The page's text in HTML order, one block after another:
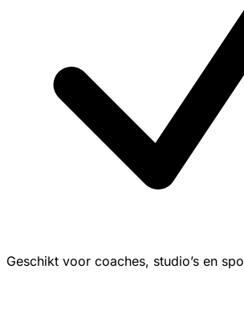
Geschikt voor coaches, studio’s en